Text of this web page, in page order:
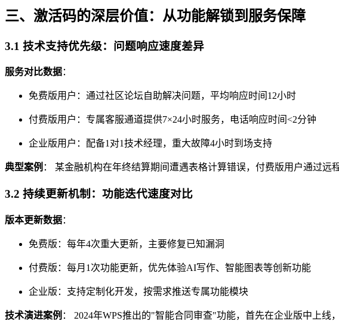
三、激活码的深层价值：从功能解锁到服务保障
3.1 技术支持优先级：问题响应速度差异
服务对比数据：
免费版用户：通过社区论坛自助解决问题，平均响应时间12小时
付费版用户：专属客服通道提供7×24小时服务，电话响应时间<2分钟
企业版用户：配备1对1技术经理，重大故障4小时到场支持
典型案例 ： 某金融机构在年终结算期间遭遇表格计算错误，付费版用户通过远
3.2 持续更新机制：功能迭代速度对比
版本更新数据：
免费版：每年4次重大更新，主要修复已知漏洞
付费版：每月1次功能更新，优先体验AI写作、智能图表等创新功能
企业版：支持定制化开发，按需求推送专属功能模块
技术演进案例 ： 2024年WPS推出的"智能合同审查"功能，首先在企业版中上